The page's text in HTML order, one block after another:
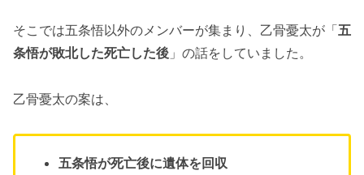
そこでは五条悟以外のメンバーが集まり、乙骨憂太が「五
条悟が敗北した死亡した後 」の話をしていました。
乙骨憂太の案は、
五条悟が死亡後に遺体を回収